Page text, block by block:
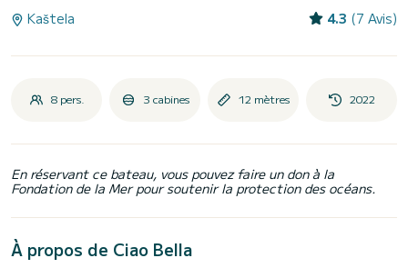
Kaštela 4.3 (7 Avis)
8 pers. 3 cabines 12 mètres 2022
En réservant ce bateau, vous pouvez faire un don à la
Fondation de la Mer pour soutenir la protection des océans.
À propos de Ciao Bella